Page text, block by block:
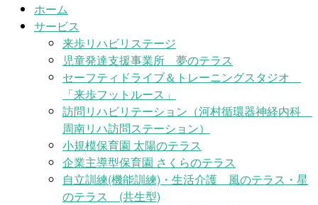
ホーム
サービス
来歩リハビリステージ
児童発達支援事業所 夢のテラス
セーフティドライブ＆トレーニングスタジオ
「来歩フットルース」
訪問リハビリテーション（河村循環器神経内科
周南リハ訪問ステーション）
小規模保育園 太陽のテラス
企業主導型保育園 さくらのテラス
自立訓練(機能訓練)・生活介護 風のテラス・星
のテラス (共生型)